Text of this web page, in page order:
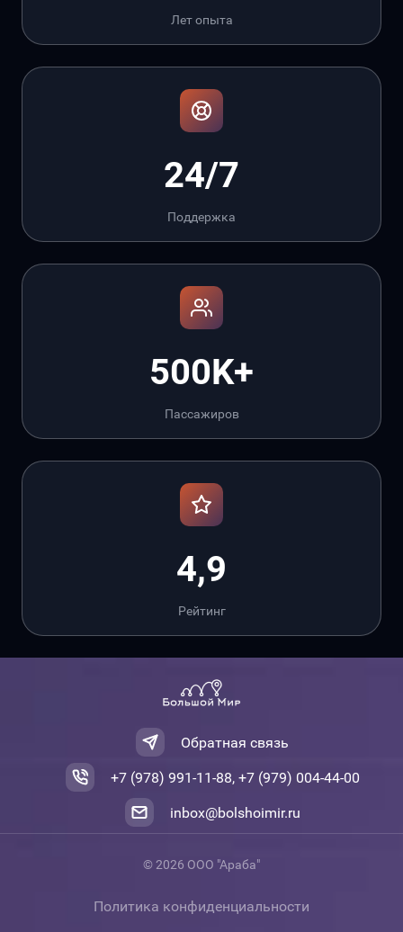
Лет опыта
24/7
Поддержка
500K+
Пассажиров
4,9
Рейтинг
Обратная связь
+7 (978) 991-11-88, +7 (979) 004-44-00
inbox@bolshoimir.ru
© 2026 ООО "Араба"
Политика конфиденциальности